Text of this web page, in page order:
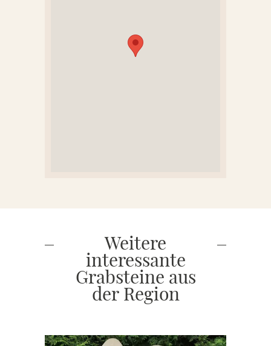
Weitere
interessante
Grabsteine aus
der Region